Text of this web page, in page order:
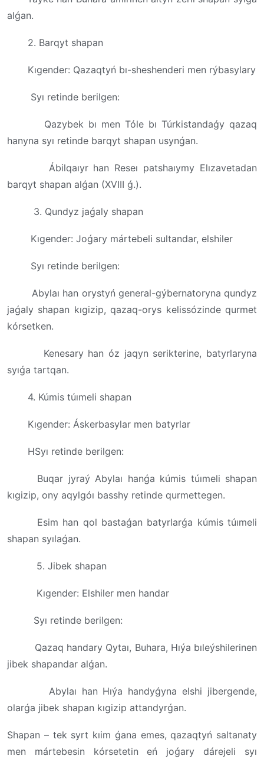
alǵan.
2. Barqyt shapan
Kıgender: Qazaqtyń bı-sheshenderi men rýbasylary
Syı retinde berilgen:
Qazybek bı men Tóle bı Túrkistandaǵy qazaq
hanyna syı retinde barqyt shapan usynǵan.
Ábilqaıyr han Reseı patshaıymy Elızavetadan
barqyt shapan alǵan (XVIII ǵ.).
3. Qundyz jaǵaly shapan
Kıgender: Joǵary mártebeli sultandar, elshiler
Syı retinde berilgen:
Abylaı han orystyń general-gýbernatoryna qundyz
jaǵaly shapan kıgizip, qazaq-orys kelissózinde qurmet
kórsetken.
Kenesary han óz jaqyn serikterine, batyrlaryna
syıǵa tartqan.
4. Kúmis túımeli shapan
Kıgender: Áskerbasylar men batyrlar
HSyı retinde berilgen:
Buqar jyraý Abylaı hanǵa kúmis túımeli shapan
kıgizip, ony aqylgóı basshy retinde qurmettegen.
Esim han qol bastaǵan batyrlarǵa kúmis túımeli
shapan syılaǵan.
5. Jibek shapan
Kıgender: Elshiler men handar
Syı retinde berilgen:
Qazaq handary Qytaı, Buhara, Hıýa bıleýshilerinen
jibek shapandar alǵan.
Abylaı han Hıýa handyǵyna elshi jibergende,
olarǵa jibek shapan kıgizip attandyrǵan.
Shapan – tek syrt kıim ǵana emes, qazaqtyń saltanaty
men mártebesin kórsetetin eń joǵary dárejeli syı